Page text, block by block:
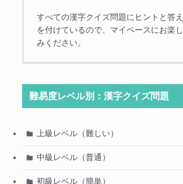
すべての漢字クイズ問題にヒントと答え
を付けているので、マイペースにお楽し
みください。
難易度レベル別：漢字クイズ問題
上級レベル（難しい）
中級レベル（普通）
初級レベル（簡単）